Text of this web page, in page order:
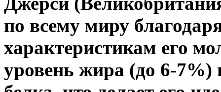
по всему миру
характеристикам его
уровень жира (до 6-7%)